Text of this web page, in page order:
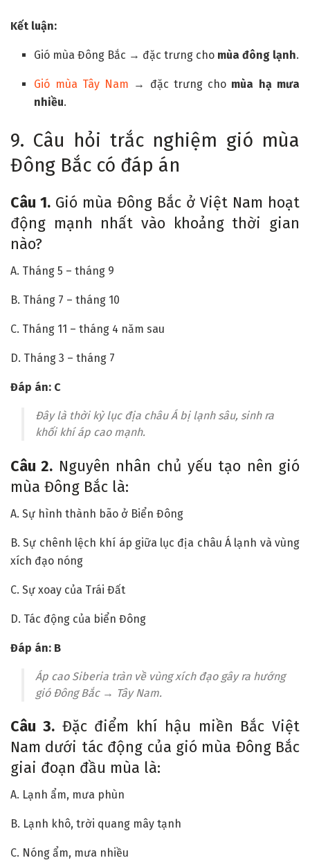
Kết luận:
Gió mùa Đông Bắc → đặc trưng cho mùa đông lạnh.
Gió mùa Tây Nam → đặc trưng cho mùa hạ mưa
nhiều.
9. Câu hỏi trắc nghiệm gió mùa
Đông Bắc có đáp án
Câu 1. Gió mùa Đông Bắc ở Việt Nam hoạt
động mạnh nhất vào khoảng thời gian
nào?
A. Tháng 5 – tháng 9
B. Tháng 7 – tháng 10
C. Tháng 11 – tháng 4 năm sau
D. Tháng 3 – tháng 7
Đáp án: C
Đây là thời kỳ lục địa châu Á bị lạnh sâu, sinh ra
khối khí áp cao mạnh.
Câu 2. Nguyên nhân chủ yếu tạo nên gió
mùa Đông Bắc là:
A. Sự hình thành bão ở Biển Đông
B. Sự chênh lệch khí áp giữa lục địa châu Á lạnh và vùng
xích đạo nóng
C. Sự xoay của Trái Đất
D. Tác động của biển Đông
Đáp án: B
Áp cao Siberia tràn về vùng xích đạo gây ra hướng
gió Đông Bắc → Tây Nam.
Câu 3.Đặc điểm khí hậu miền Bắc Việt
Nam dưới tác động của gió mùa Đông Bắc
giai đoạn đầu mùa là:
A. Lạnh ẩm, mưa phùn
B. Lạnh khô, trời quang mây tạnh
C. Nóng ẩm, mưa nhiều